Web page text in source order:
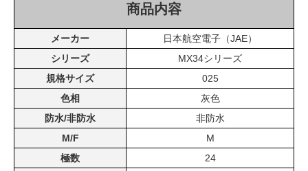
商品内容
メーカー
日本航空電子（JAE）
シリーズ
MX34シリーズ
規格サイズ
025
色相
灰色
防水/非防水
非防水
M/F
M
極数
24